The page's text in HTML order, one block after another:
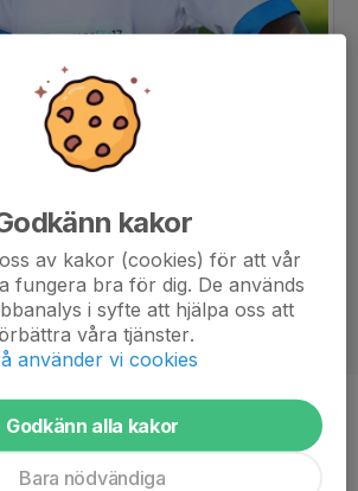
-
12 år
kakor
av kakor (cookies) för att vår
fungera bra för dig. De används
i syfte att hjälpa oss att
våra tjänster.
använder vi cookies
Godkänn alla kakor
Bara nödvändiga